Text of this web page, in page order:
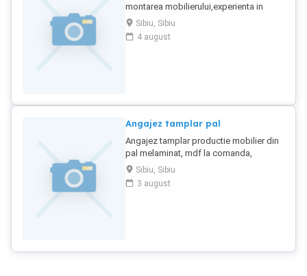
montarea mobilierului,experienta in
domeniu constituie un
avantaj,acceptam si fara experienta dar
cu dorinta de a invata cat mai repede
transportul.
Sibiu, Sibiu
4 august
Angajez tamplar pal
Angajez tamplar productie mobilier din
pal melaminat, mdf la comanda,
calificare si experienta minima in
domeniu reprezinta un avantaj, Se ofera
salariu corespunzator pregatirii
Sibiu, Sibiu
3 august